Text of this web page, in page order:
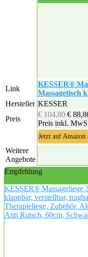
Link
KESSER®
Massagetisch
Hersteller KESSER
Preis
€ 104,80 €
Preis inkl.
Jetzt auf Amazon
Weitere
Angebote
Empfehlung
KESSER® Massageliege
klappbar, verstellbar,
Therapieliege, Zubehör,
Anti Rutsch, 60cm,